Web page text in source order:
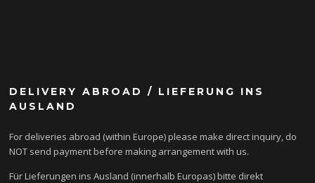
DELIVERY ABROAD / LIEFERUNG INS
AUSLAND
For deliveries abroad (within Europe) please make direct inquiry, do
NOT send payment before making arrangement with us.
Für Lieferungen ins Ausland (innerhalb Europas) bitte direkt